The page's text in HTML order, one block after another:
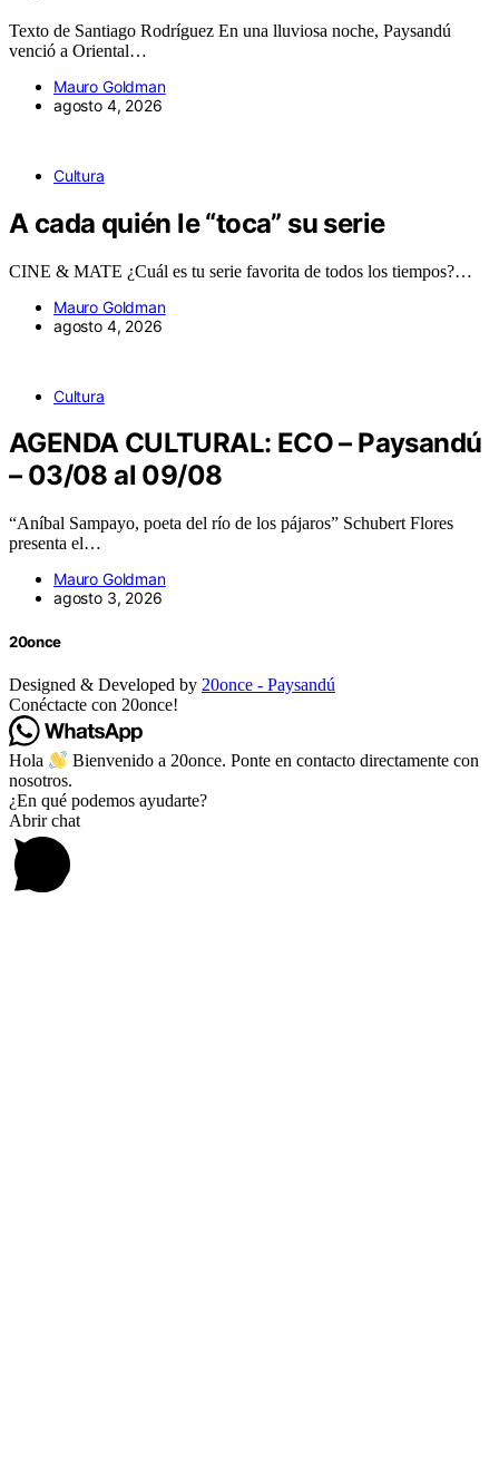
Texto de Santiago Rodríguez En una lluviosa noche, Paysandú
venció a Oriental…
Mauro Goldman
agosto 4, 2026
Cultura
A cada quién le “toca” su serie
CINE & MATE ¿Cuál es tu serie favorita de todos los tiempos?…
Mauro Goldman
agosto 4, 2026
Cultura
AGENDA CULTURAL: ECO – Paysandú
– 03/08 al 09/08
“Aníbal Sampayo, poeta del río de los pájaros” Schubert Flores
presenta el…
Mauro Goldman
agosto 3, 2026
20once
Designed & Developed by 20once - Paysandú
Conéctacte con 20once!
Hola
Bienvenido a 20once. Ponte en contacto directamente con
nosotros.
¿En qué podemos ayudarte?
Abrir chat